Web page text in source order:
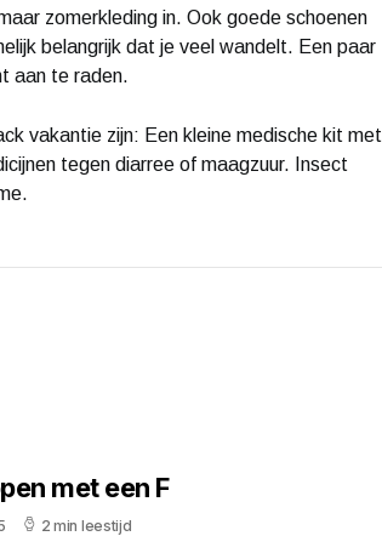
zomerkleding in. Ook goede schoenen
belangrijk dat je veel wandelt. Een paar
aan te raden.
vakantie zijn: Een kleine medische kit met
tegen diarree of maagzuur. Insect
met een F
2 min leestijd